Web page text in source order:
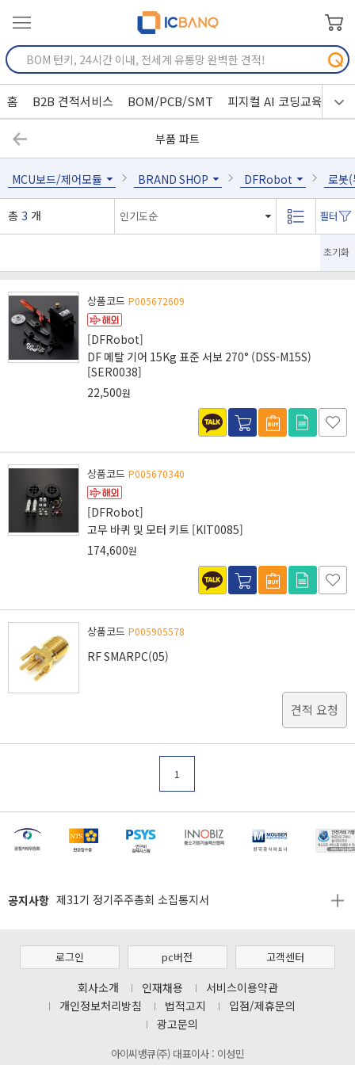
홈 B2B 견적서비스 BOM/PCB/SMT 피지컬 AI 코딩교육
부품 파트
MCU보드/제어모듈 BRAND SHOP DFRobot 로봇
총 3 개
초기화
상품코드 P005672609
[DFRobot]
DF 메탈 기어 15Kg 표준 서보 270° (DSS-M15S)
[SER0038]
22,500원
상품코드 P005670340
[DFRobot]
고무 바퀴 및 모터 키트 [KIT0085]
174,600원
상품코드 P005905578
RF SMARPC(05)
견적 요청
1
공지사항
[마일리지 적립 및 사용 정책 개편 안내]
제31기 정기주주총회 소집통지서
[2026년 8월 신용카드 무이자 행사 안내]
제31기 정기주주총회 소집통지서
[마일리지 적립 및 사용 정책 개편 안내]
로그인 pc버전 고객센터
회사소개 인재채용
서비스이용약관
개인정보처리방침
법적고지
입점/제휴문의
광고문의
아이씨뱅큐(주) 대표이사 : 이성민